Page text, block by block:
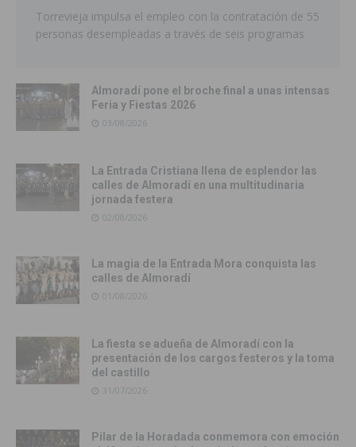
Torrevieja impulsa el empleo con la contratación de 55
personas desempleadas a través de seis programas
Almoradí pone el broche final a unas intensas
Feria y Fiestas 2026
03/08/2026
La Entrada Cristiana llena de esplendor las
calles de Almoradí en una multitudinaria
jornada festera
02/08/2026
La magia de la Entrada Mora conquista las
calles de Almoradí
01/08/2026
La fiesta se adueña de Almoradí con la
presentación de los cargos festeros y la toma
del castillo
31/07/2026
Pilar de la Horadada conmemora con emoción